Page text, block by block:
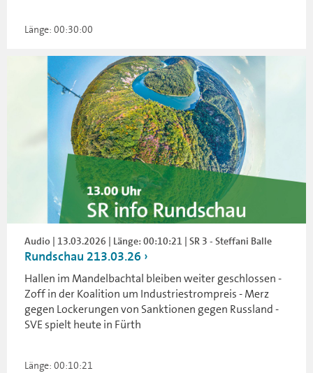
Länge: 00:30:00
Audio | 13.03.2026 | Länge: 00:10:21 | SR 3 - Steffani Balle
Rundschau 213.03.26
Hallen im Mandelbachtal bleiben weiter geschlossen -
Zoff in der Koalition um Industriestrompreis - Merz
gegen Lockerungen von Sanktionen gegen Russland -
SVE spielt heute in Fürth
Länge: 00:10:21